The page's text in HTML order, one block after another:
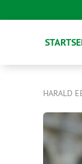
HARALD